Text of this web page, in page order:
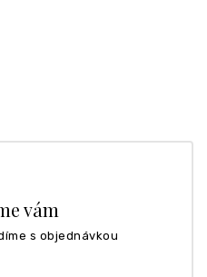
vám
s objednávkou